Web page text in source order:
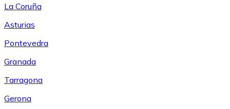
La Coruña
Asturias
Pontevedra
Granada
Tarragona
Gerona